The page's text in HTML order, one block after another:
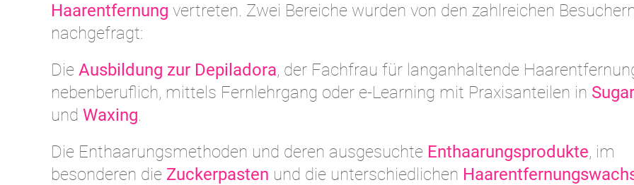
Haarentfernung vertreten. Zwei Bereiche wurden von den zahlreichen
nachgefragt:
Die Ausbildung zur Depiladora, der Fachfrau für langanhaltende
nebenberuflich, mittels Fernlehrgang oder e-Learning mit Praxisanteilen in
und Waxing.
Die Enthaarungsmethoden und deren ausgesuchte Enthaarungsprodukte, im
besonderen die Zuckerpasten und die unterschiedlichen